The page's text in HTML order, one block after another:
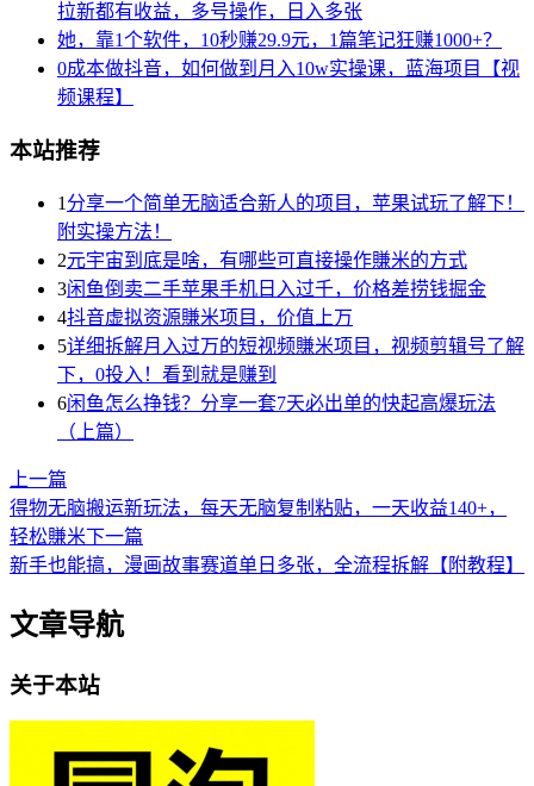
拉新都有收益，多号操作，日入多张
她，靠1个软件，10秒赚29.9元，1篇笔记狂赚1000+？
0成本做抖音，如何做到月入10w实操课，蓝海项目【视
频课程】
本站推荐
1 分享一个简单无脑适合新人的项目，苹果试玩了解下！
附实操方法！
2元宇宙到底是啥，有哪些可直接操作賺米的方式
3闲鱼倒卖二手苹果手机日入过千，价格差捞钱掘金
4抖音虚拟资源賺米项目，价值上万
5详细拆解月入过万的短视频賺米项目，视频剪辑号了解
下，0投入！看到就是赚到
6闲鱼怎么挣钱？分享一套7天必出单的快起高爆玩法
（上篇）
上一篇
得物无脑搬运新玩法，每天无脑复制粘贴，一天收益140+，
轻松賺米下一篇
新手也能搞，漫画故事赛道单日多张，全流程拆解【附教程】
文章导航
关于本站